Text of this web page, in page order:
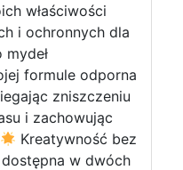
właściwości
i ochronnych dla
mydeł
formule odporna
zniszczeniu
i zachowując
Kreatywność bez
w dwóch